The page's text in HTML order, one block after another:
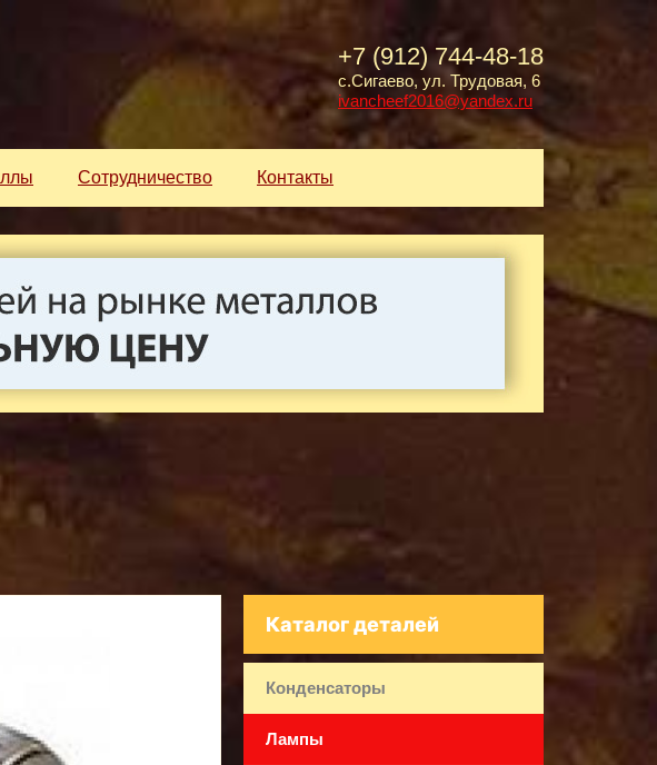
+7 (912) 744-48-18
с.Сигаево, ул. Трудовая, 6
ivancheef2016@yandex.ru
Сотрудничество Контакты
Каталог деталей
Конденсаторы
Лампы